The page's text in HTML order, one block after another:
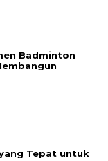
Badminton
Tepat untuk